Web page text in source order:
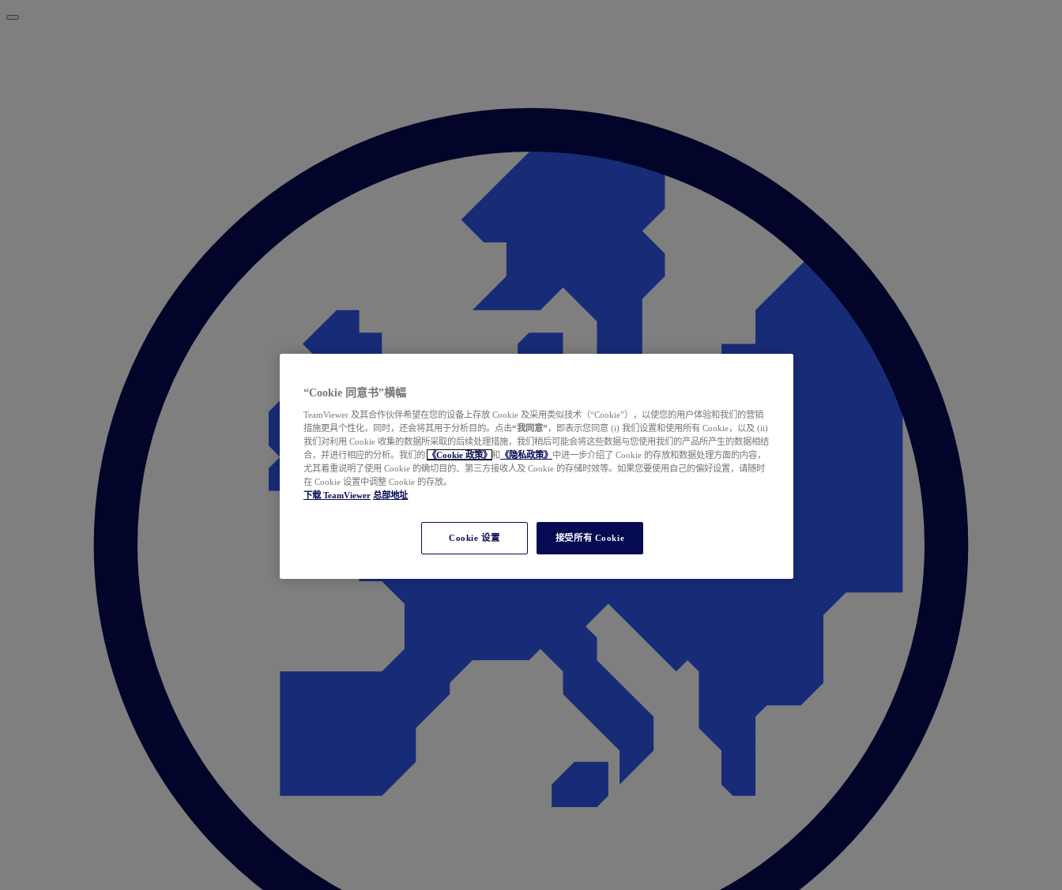
“Cookie 同意书”横幅
TeamViewer 及其合作伙伴希望在您的设备上存放 Cookie 及采用类似技术（“Cookie”），以使您的用户体验和我们的营销
措施更具个性化，同时，还会将其用于分析目的。点击“我同意” ，即表示您同意 (i) 我们设置和使用所有 Cookie，以及 (ii)
我们对利用 Cookie 收集的数据所采取的后续处理措施，我们稍后可能会将这些数据与您使用我们的产品所产生的数据相结
合，并进行相应的分析。我们的
《Cookie 政策》 和 《隐私政策》 中进一步介绍了 Cookie 的存放和数据处理方面的内容，
尤其着重说明了使用 Cookie 的确切目的、第三方接收人及 Cookie 的存储时效等。如果您要使用自己的偏好设置，请随时
在 Cookie 设置中调整 Cookie 的存放。
下载 TeamViewer 总部地址
Cookie 设置 接受所有 Cookie